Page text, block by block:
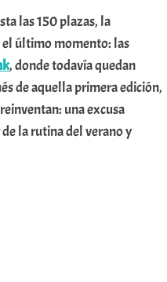
las 150 plazas, la
el último momento: las
, donde todavía quedan
de aquella primera edición,
una excusa
la rutina del verano y